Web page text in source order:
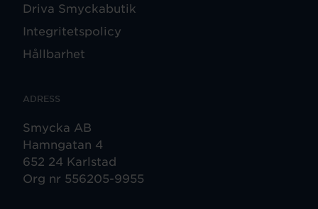
Driva Smyckabutik
Integritetspolicy
Hållbarhet
ADRESS
Smycka AB
Hamngatan 4
652 24 Karlstad
Org nr 556205-9955